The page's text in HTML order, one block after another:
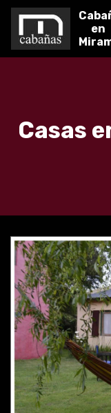
en
Casas